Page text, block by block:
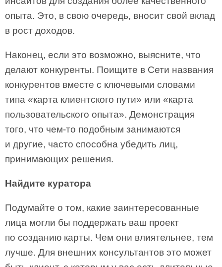
опыта. Это, в свою очередь, вносит свой вклад
в рост доходов.
Наконец, если это возможно, выясните, что
делают конкуренты. Поищите в Сети названия
конкурентов вместе с ключевыми словами
типа «карта клиентского пути» или «карта
пользовательского опыта». Демонстрация
того, что чем-то подобным занимаются
и другие, часто способна убедить лиц,
принимающих решения.
Найдите куратора
Подумайте о том, какие заинтересованные
лица могли бы поддержать ваш проект
по созданию карты. Чем они влиятельнее, тем
лучше. Для внешних консультантов это может